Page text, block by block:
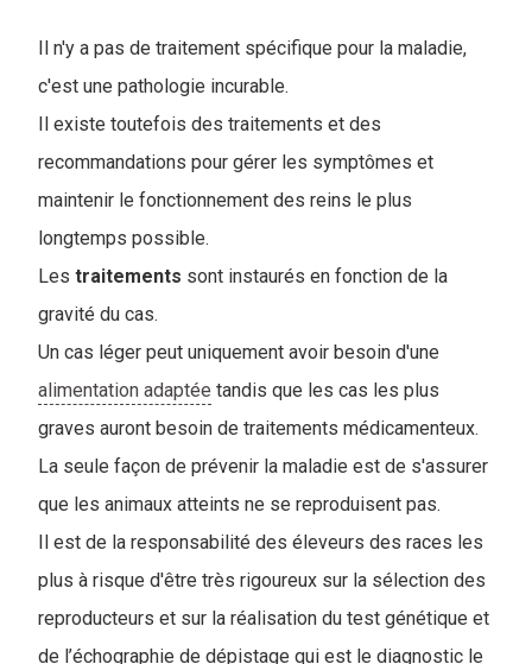
Il n'y a pas de traitement spécifique pour la maladie,
c'est une pathologie incurable.
Il existe toutefois des traitements et des
recommandations pour gérer les symptômes et
maintenir le fonctionnement des reins le plus
longtemps possible.
Les traitements sont instaurés en fonction de la
gravité du cas.
Un cas léger peut uniquement avoir besoin d'une
alimentation adaptée tandis que les cas les plus
graves auront besoin de traitements médicamenteux.
La seule façon de prévenir la maladie est de s'assurer
que les animaux atteints ne se reproduisent pas.
Il est de la responsabilité des éleveurs des races les
plus à risque d'être très rigoureux sur la sélection des
reproducteurs et sur la réalisation du test génétique et
de l’échographie de dépistage qui est le diagnostic le